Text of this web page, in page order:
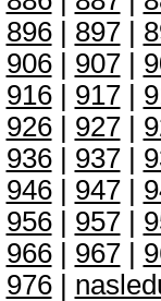
896| 897|
906| 907|
916| 917|
926| 927|
936| 937|
946| 947|
956| 957|
966| 967|
976|